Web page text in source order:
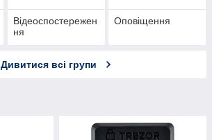
Відеоспостережен
ня
Оповіщення
Дивитися всі групи